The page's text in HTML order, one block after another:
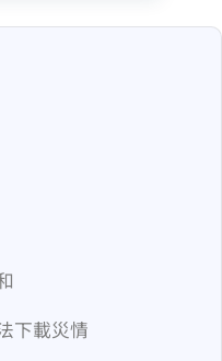
下載災情